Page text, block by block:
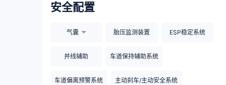
安全配置
气囊 胎压监测装置 ESP稳定系统
并线辅助 车道保持辅助系统
车道偏离预警系统 主动刹车/主动安全系统